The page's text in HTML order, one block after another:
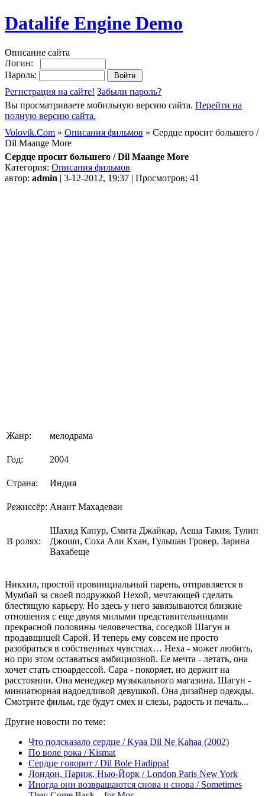
Datalife Engine Demo
Описание сайта
Логин:
Пароль:
Регистрация на сайте! Забыли пароль?
Вы просматриваете мобильную версию сайта. Перейти на
полную версию сайта.
Volovik.Com » Описания фильмов » Сердце просит большего /
Dil Maange More
Сердце просит большего / Dil Maange More
Категория: Описания фильмов
автор: admin | 3-12-2012, 19:37 | Просмотров: 41
Жанр: мелодрама
Год: 2004
Страна: Индия
Режиссёр: Анант Махадеван
В ролях:
Шахид Капур, Смита Джайкар, Аеша Такия, Тулип
Джоши, Соха Али Кхан, Гульшан Гровер, Зарина
Вахабеще
Никхил, простой провинциальный парень, отправляется в
Мумбай за своей подружкой Нехой, мечтающей сделать
блестящую карьеру. Но здесь у него завязываются близкие
отношения с еще двумя милыми представительницами
прекрасной половины человечества, соседкой Шагун и
продавщицей Сарой. И теперь ему совсем не просто
разобраться в собственных чувствах… Неха - может любить,
но при этом оставаться амбициозной. Ее мечта - летать, она
хочет стать стюардессой. Сара - покоряет, но держит на
расстоянии. Она менеджер музыкального магазина. Шагун -
миниатюрная надоедливой девушкой. Она дизайнер одежды.
Смотрите фильм, где будут смех и слезы, радость и печаль...
Другие новости по теме:
Что подсказало сердце / Kyaa Dil Ne Kahaa (2002)
По воле рока / Kismat
Сердце говорит / Dil Bole Hadippa!
Лондон, Париж, Нью-Йорк / London Paris New York
Иногда они возвращаются снова и снова / Sometimes